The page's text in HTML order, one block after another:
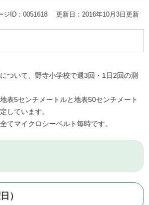
ジID：0051618 更新日：2016年10月3日更新
ついて、野寺小学校で週3回・1日2回の測
5センチメートルと地表50センチメート
しています。
マイクロシーベルト毎時です。
）